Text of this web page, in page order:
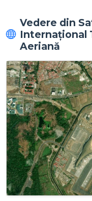
Vedere din
Internațional
Aeriană